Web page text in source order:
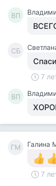
ВП
СБ
7
ВП
ГМ Галина
7